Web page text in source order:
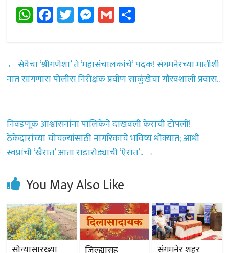
W
h
sA
p
Fa
ce
o
ok
T
wi
er
M
es
n
ge
G
m
← सेवेचा ‘श्रीगणेशा’ ते ‘महासंचालकांचे’ पदक! संगमनेरच्या मातीशी
नातं सांगणारा पोलीस निरीक्षक प्रवीण साळुंखेंचा गौरवशाली प्रवास..
निवडणूक आश्वासनांना पालिकेने दाखवली केराची टोपली!
ठेकेदारांच्या चोचल्यांसाठी नागरिकांचे भविष्य धोक्यात; आधी
स्वप्नांची ‘खैरात’ आता राडारोड्याची ‘ऐरात’.. →
You May Also Like
सोन्यासारख्या संगमनेर शहर